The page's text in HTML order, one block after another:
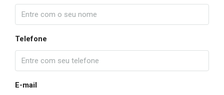
Telefone
E-mail